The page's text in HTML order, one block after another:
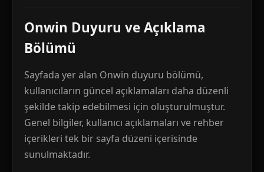
Onwin Duyuru ve Açıklama
Bölümü
Sayfada yer alan Onwin duyuru bölümü,
kullanıcıların güncel açıklamaları daha düzenli
şekilde takip edebilmesi için oluşturulmuştur.
Genel bilgiler, kullanıcı açıklamaları ve rehber
içerikleri tek bir sayfa düzeni içerisinde
sunulmaktadır.